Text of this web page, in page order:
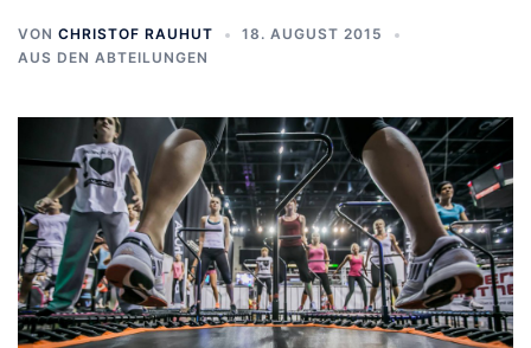
VON CHRISTOF RAUHUT
18. AUGUST 2015
AUS DEN ABTEILUNGEN